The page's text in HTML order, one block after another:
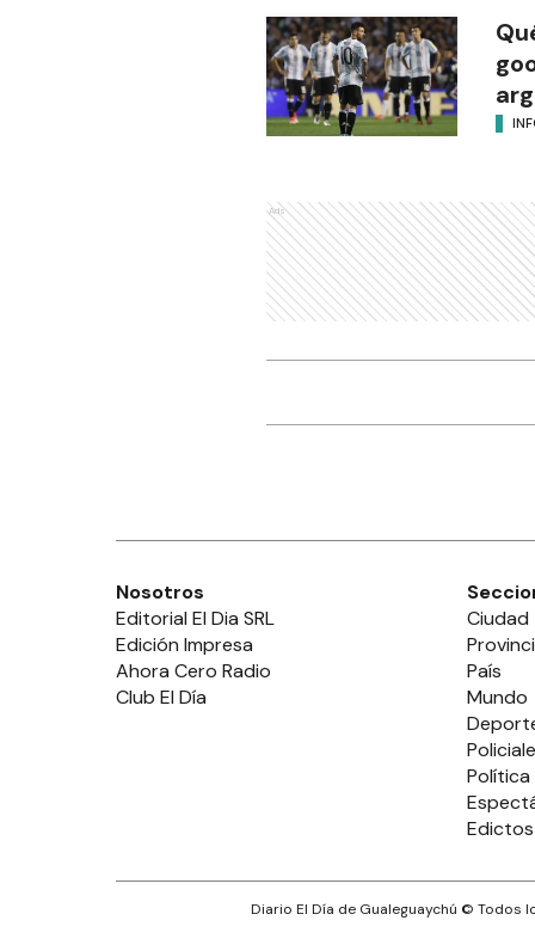
Ads
Nosotros
Editorial El Dia SRL
Edición Impresa
Ahora Cero Radio
Club El Día
Ciudad
País
Mundo
Política
Edictos
Diario El Día de Gualeguaychú © Todos